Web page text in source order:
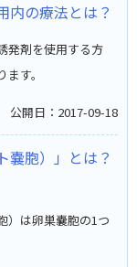
内の療法とは？
発剤を使用する方
す。
公開日：2017-09-18
嚢胞）」とは？
）は卵巣嚢胞の1つ